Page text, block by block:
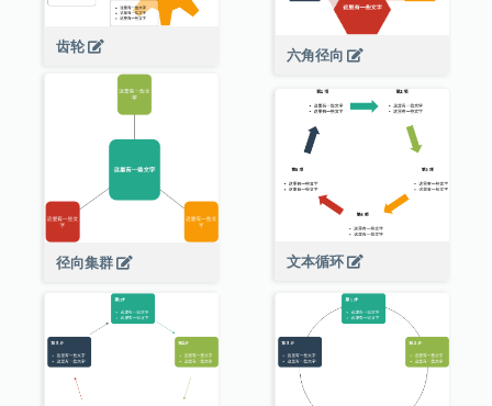
六角径向
齿轮
径向集群 文本循环